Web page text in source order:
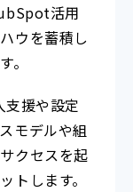
活用
ウを蓄積し
。
援や設定
モデルや組
クセスを起
トします。